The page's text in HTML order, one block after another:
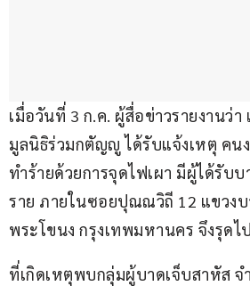
เมื่อวันที่ 3 ก.ค. ผู้สื่อข่าวรายงานว่
มูลนิธิร่วมกตัญญู ได้รับแจ้งเหตุ คน
ทำร้ายด้วยการจุดไฟเผา มีผู้ได้รับ
ราย ภายในซอยปุณณวิถี 12 แขวงบ
พระโขนง กรุงเทพมหานคร จึงรุดไ
ที่เกิดเหตุพบกลุ่มผู้บาดเจ็บสาหัส